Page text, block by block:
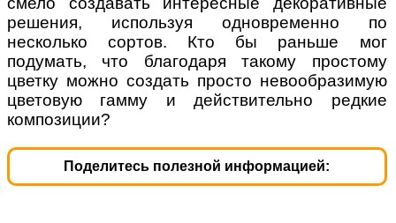
решения, используя одновременно по
несколько сортов. Кто бы раньше мог
подумать, что благодаря такому простому
цветку можно создать просто невообразимую
цветовую гамму и действительно редкие
композиции?
Поделитесь полезной информацией: